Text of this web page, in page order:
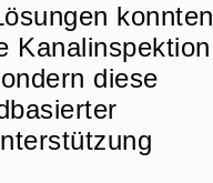
konnten
Kanalinspektion
diese